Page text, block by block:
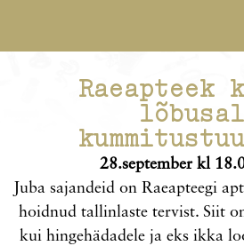
Raeapteek
28.september kl
Juba sajandeid on Raeapteegi
hoidnud tallinlaste tervist. Siit
kui hingehädadele ja eks ikka